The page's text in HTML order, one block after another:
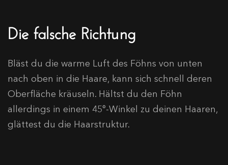
Die falsche Richtung
Bläst du die warme Luft des Föhns von unten
nach oben in die Haare, kann sich schnell deren
Oberfläche kräuseln. Hältst du den Föhn
allerdings in einem 45°-Winkel zu deinen Haaren,
glättest du die Haarstruktur.